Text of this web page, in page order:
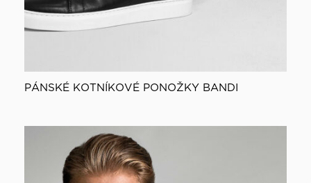
PÁNSKÉ KOTNÍKOVÉ PONOŽKY BANDI